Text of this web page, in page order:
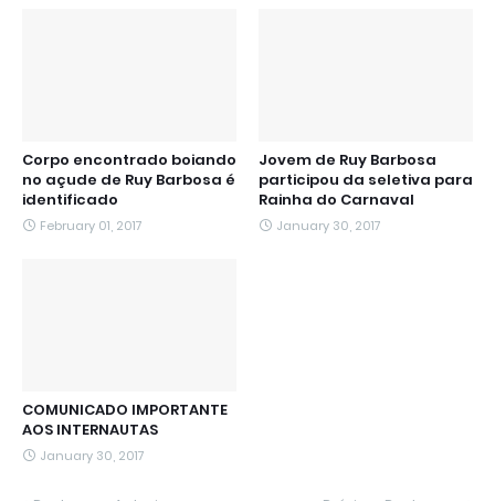
Corpo encontrado boiando
no açude de Ruy Barbosa é
identificado
February 01, 2017
Jovem de Ruy Barbosa
participou da seletiva para
Rainha do Carnaval
January 30, 2017
COMUNICADO IMPORTANTE
AOS INTERNAUTAS
January 30, 2017